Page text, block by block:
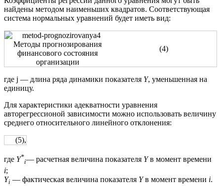
найдены методом наименьших квадратов. Соответствующая
система нормальных уравнений будет иметь вид:
(4)
где j — длина ряда динамики показателя Y, уменьшенная на
единицу.
Для характеристики адекватности уравнения
авторегрессионой зависимости можно использовать величину
среднего относительного линейного отклонения:
(5),
где Y*
i— расчетная величина показателя Yв момент времени
i;
Yi — фактическая величина показателя Yв момент времени i.